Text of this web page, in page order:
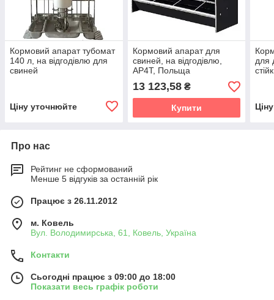
Кормовий апарат тубомат
140 л, на відгодівлю для
свиней
Ціну уточнюйте
Кормовий апарат для
свиней, на відгодівлю,
AP4T, Польща
13 123,58₴
Купити
для
Про нас
Рейтинг не сформований
Менше 5 відгуків за останній рік
Працює з 26.11.2012
м. Ковель
Вул. Володимирська, 61, Ковель, Україна
Контакти
Сьогодні працює з 09:00 до 18:00
Показати весь графік роботи